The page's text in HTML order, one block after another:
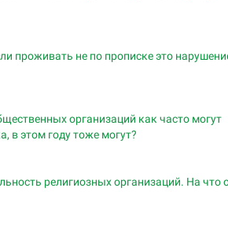
проживать не по прописке это
организаций как часто могут
в этом году тоже могут?
религиозных организаций. На что